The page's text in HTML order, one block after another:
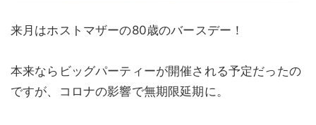
来月はホストマザーの80歳のバースデー！
本来ならビッグパーティーが開催される予定だったの
ですが、コロナの影響で無期限延期に。